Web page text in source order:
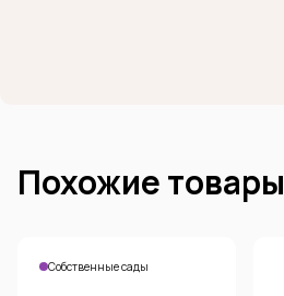
Похожие товары
Собственные сады